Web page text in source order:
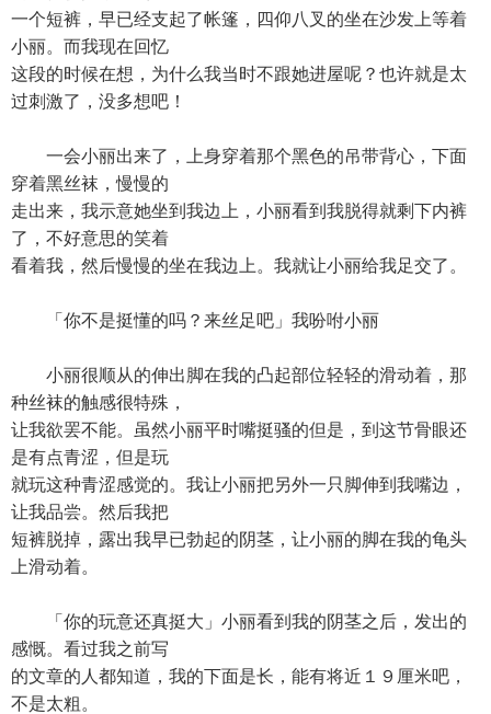
一个短裤，早已经支起了帐篷，四仰八叉的坐在沙发上等着
小丽。而我现在回忆
这段的时候在想，为什么我当时不跟她进屋呢？也许就是太
过刺激了，没多想吧！
一会小丽出来了，上身穿着那个黑色的吊带背心，下面
穿着黑丝袜，慢慢的
走出来，我示意她坐到我边上，小丽看到我脱得就剩下内裤
了，不好意思的笑着
看着我，然后慢慢的坐在我边上。我就让小丽给我足交了。
「你不是挺懂的吗？来丝足吧」我吩咐小丽
小丽很顺从的伸出脚在我的凸起部位轻轻的滑动着，那
种丝袜的触感很特殊，
让我欲罢不能。虽然小丽平时嘴挺骚的但是，到这节骨眼还
是有点青涩，但是玩
就玩这种青涩感觉的。我让小丽把另外一只脚伸到我嘴边，
让我品尝。然后我把
短裤脱掉，露出我早已勃起的阴茎，让小丽的脚在我的龟头
上滑动着。
「你的玩意还真挺大」小丽看到我的阴茎之后，发出的
感慨。看过我之前写
的文章的人都知道，我的下面是长，能有将近１９厘米吧，
不是太粗。